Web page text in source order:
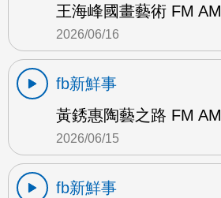
王海峰國畫藝術 FM AM
2026/06/16
fb新鮮事
黃銹惠陶藝之路 FM AM
2026/06/15
fb新鮮事